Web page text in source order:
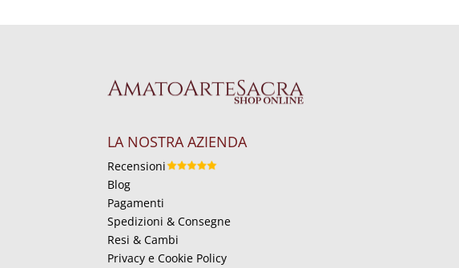
LA NOSTRA AZIENDA
Recensioni
Blog
Pagamenti
Spedizioni & Consegne
Resi & Cambi
Privacy e Cookie Policy